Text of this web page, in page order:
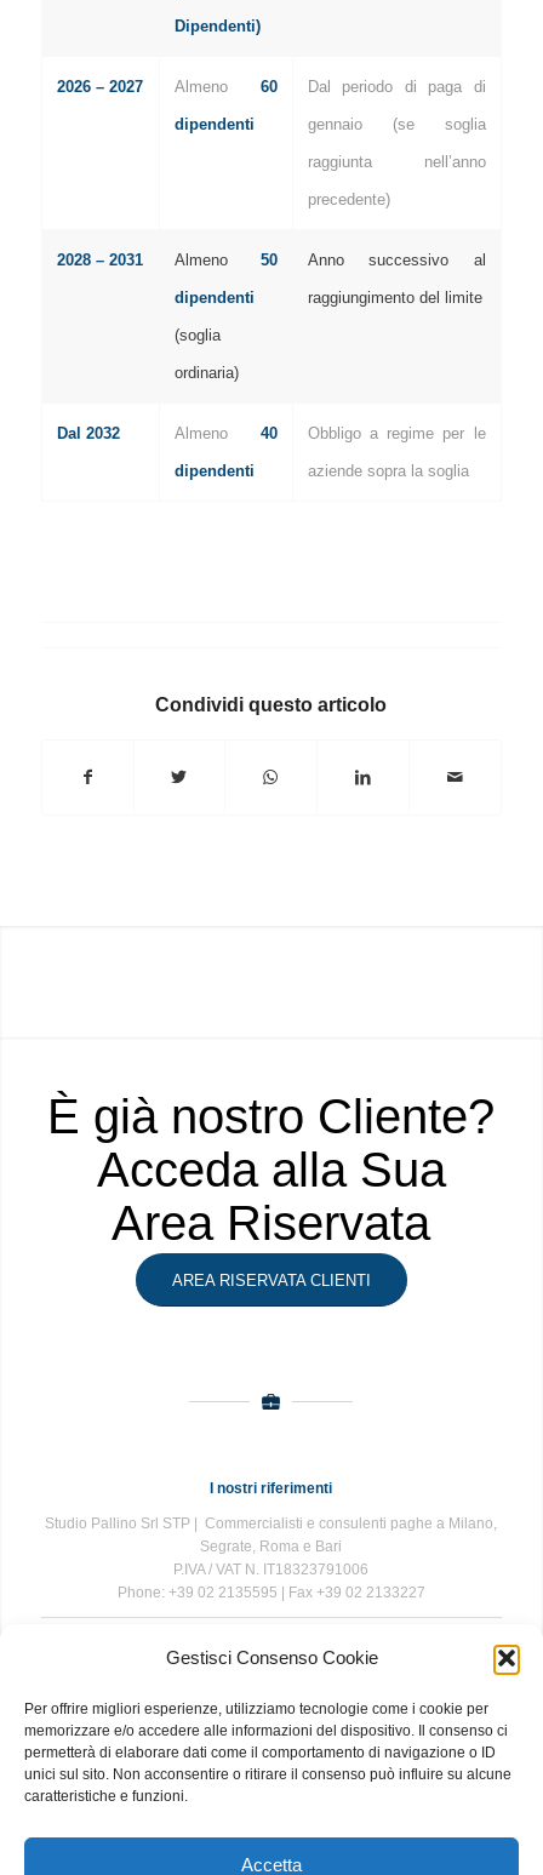
Gestisci Consenso Cookie
Per offrire migliori esperienze, utilizziamo tecnologie come i cookie per
memorizzare e/o accedere alle informazioni del dispositivo. Il consenso ci
permetterà di elaborare dati come il comportamento di navigazione o ID
unici sul sito. Non acconsentire o ritirare il consenso può influire su alcune
caratteristiche e funzioni.
Accetta
Dipendenti)
2026 – 2027 Almeno 60
dipendenti
Dal periodo di paga di
gennaio (se soglia
raggiunta nell’anno
precedente)
2028 – 2031 Almeno 50
dipendenti
(soglia
ordinaria)
Anno successivo al
raggiungimento del limite
Dal 2032 Almeno 40
dipendenti
Obbligo a regime per le
aziende sopra la soglia
Condividi questo articolo
È già nostro Cliente?
Acceda alla Sua
Area Riservata
AREA RISERVATA CLIENTI
I nostri riferimenti
Studio Pallino Srl STP | Commercialisti e consulenti paghe a Milano,
Segrate, Roma e Bari
P.IVA / VAT N. IT18323791006
Phone: +39 02 2135595 | Fax +39 02 2133227
The information contained in this website is for general information
while we endeavour to keep the information up to date and correct, we
make no representations or warranties of any kind, express or implied,
about the completeness, accuracy, reliability, suitability or availability
with respect to the website or the information, products, services, or
related graphics contained on the website for any purpose. Any